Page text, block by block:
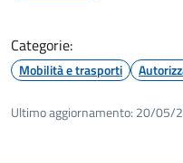
Categorie:
Mobilità e trasporti
Ultimo aggiornamento: 20/05/